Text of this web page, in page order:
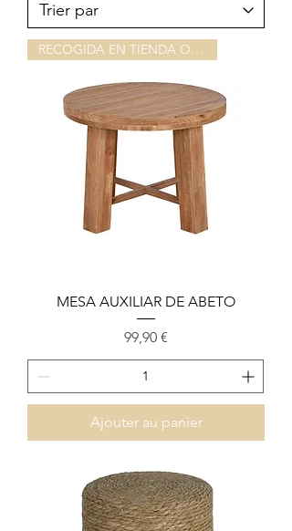
RECOGIDA EN TIENDA O ALMACEN
MESA AUXILIAR DE ABETO
Prix
99,90 €
Ajouter au panier